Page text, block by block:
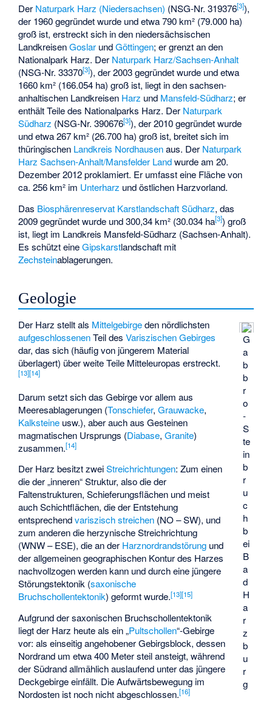
Der Naturpark Harz (Niedersachsen) (NSG-Nr. 319376[3]),
der 1960 gegründet wurde und etwa 790 km² (79.000 ha)
groß ist, erstreckt sich in den niedersächsischen
LandkreisenGoslar undGöttingen; er grenzt an den
Nationalpark Harz. Der Naturpark Harz/Sachsen-Anhalt
(NSG-Nr. 33370[3]), der 2003 gegründet wurde und etwa
1660 km² (166.054 ha) groß ist, liegt in den sachsen-
anhaltischen Landkreisen Harz und Mansfeld-Südharz; er
enthält Teile des Nationalparks Harz. Der Naturpark
Südharz (NSG-Nr. 390676[3]), der 2010 gegründet wurde
und etwa 267 km² (26.700 ha) groß ist, breitet sich im
thüringischen Landkreis Nordhausenaus. Der Naturpark
Harz Sachsen-Anhalt/Mansfelder Landwurde am 20.
Dezember 2012 proklamiert. Er umfasst eine Fläche von
ca. 256 km² im Unterharz und östlichen Harzvorland.
Das Biosphärenreservat Karstlandschaft Südharz, das
2009 gegründet wurde und 300,34 km² (30.034 ha[3]) groß
ist, liegt im Landkreis Mansfeld-Südharz (Sachsen-Anhalt).
Es schützt eineGipskarstlandschaft mit
Zechsteinablagerungen.
Geologie
G
a
b
b
r
o
-
S
te
in
b
r
u
c
h
b
ei
B
a
d
H
a
r
z
b
u
r
g
Der Harz stellt als Mittelgebirgeden nördlichsten
aufgeschlossenenTeil desVariszischen Gebirges
dar, das sich (häufig von jüngerem Material
überlagert) über weite Teile Mitteleuropas erstreckt.
[13][14]
Darum setzt sich das Gebirge vor allem aus
Meeresablagerungen (Tonschiefer,Grauwacke,
Kalksteine usw.), aber auch aus Gesteinen
magmatischen Ursprungs (Diabase,Granite)
zusammen.[14]
Der Harz besitzt zweiStreichrichtungen: Zum einen
die der „inneren“ Struktur, also die der
Faltenstrukturen, Schieferungsflächen und meist
auch Schichtflächen, die der Entstehung
entsprechendvariszisch streichen (NO – SW), und
zum anderen die herzynischeStreichrichtung
(WNW – ESE), die an der Harznordrandstörung und
der allgemeinen geographischen Kontur des Harzes
nachvollzogen werden kann und durch eine jüngere
Störungstektonik (saxonische
Bruchschollentektonik) geformt wurde.[13][15]
Aufgrund der saxonischen Bruchschollentektonik
liegt der Harz heute als ein „Pultschollen“-Gebirge
vor: als einseitig angehobener Gebirgsblock, dessen
Nordrand um etwa 400 Meter steil ansteigt, während
der Südrand allmählich auslaufend unter das jüngere
Deckgebirge einfällt. Die Aufwärtsbewegung im
Nordosten ist noch nicht abgeschlossen.[16]